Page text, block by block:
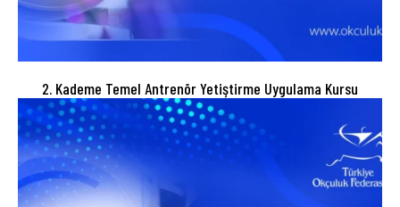
2. Kademe Temel Antrenör Yetiştirme Uygulama Kursu